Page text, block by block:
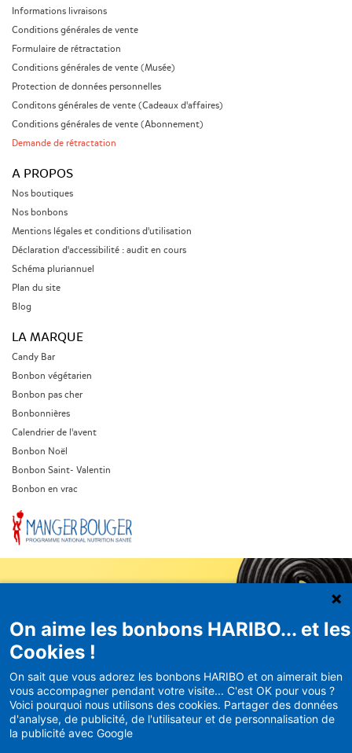
Informations livraisons
Conditions générales de vente
Formulaire de rétractation
Conditions générales de vente (Musée)
Protection de données personnelles
Conditons générales de vente (Cadeaux d'affaires)
Conditions générales de vente (Abonnement)
Demande de rétractation
A PROPOS
Nos boutiques
Nos bonbons
Mentions légales et conditions d'utilisation
Déclaration d'accessibilité : audit en cours
Schéma pluriannuel
Plan du site
Blog
LA MARQUE
Candy Bar
Bonbon végétarien
Bonbon pas cher
Bonbonnières
Calendrier de l'avent
Bonbon Noël
Bonbon Saint- Valentin
Bonbon en vrac
Newsletter
HARIBO
Recevez en avant-première nos
bons plans et actualités
On aime les bonbons HARIBO... et les
Cookies !
On sait que vous adorez les bonbons HARIBO et on aimerait bien
vous accompagner pendant votre visite... C'est OK pour vous ?
Voici pourquoi nous utilisons des cookies. Partager des données
d'analyse, de publicité, de l'utilisateur et de personnalisation de
la publicité avec Google